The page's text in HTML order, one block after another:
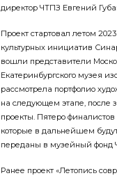
директор ЧТПЗ Евгений
Проект стартовал летом
культурных инициатив
вошли представители
Екатеринбургского музея
рассмотрела портфолио
на следующем этапе, после
проекты. Пятеро
которые в дальнейшем
переданы в музейный фонд
Ранее проект «Летопись